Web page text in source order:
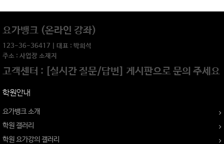
요가뱅크 (온라인 강좌)
123-36-36417 | 대표 : 박희석
주소 : 사업장 소재지
고객센터 : [실시간 질문/답변] 게시판으로 문의 주세요
학원안내
요가뱅크 소개
학원 갤러리
학원 요가강의 갤러리